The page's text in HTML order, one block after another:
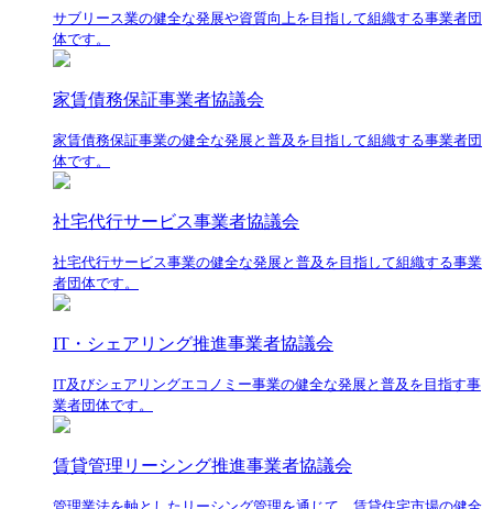
サブリース業の健全な発展や資質向上を目指して組織する事業者団
体です。
家賃債務保証事業者協議会
家賃債務保証事業の健全な発展と普及を目指して組織する事業者団
体です。
社宅代行サービス事業者協議会
社宅代行サービス事業の健全な発展と普及を目指して組織する事業
者団体です。
IT・シェアリング推進事業者協議会
IT及びシェアリングエコノミー事業の健全な発展と普及を目指す事
業者団体です。
賃貸管理リーシング推進事業者協議会